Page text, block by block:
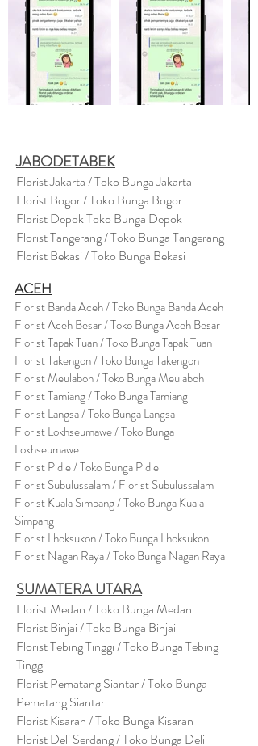
JABODETABEK
Florist Jakarta / Toko Bunga Jakarta
Florist Bogor / Toko Bunga Bogor
Florist Depok Toko Bunga Depok
Florist Tangerang / Toko Bunga Tangerang
Florist Bekasi / Toko Bunga Bekasi
ACEH
Florist Banda Aceh / Toko Bunga Banda Aceh
Florist Aceh Besar / Toko Bunga Aceh Besar
Florist Tapak Tuan / Toko Bunga Tapak Tuan
Florist Takengon / Toko Bunga Takengon
Florist Meulaboh / Toko Bunga Meulaboh
Florist Tamiang / Toko Bunga Tamiang
Florist Langsa / Toko Bunga Langsa
Florist Lokhseumawe / Toko Bunga
Lokhseumawe
Florist Pidie / Toko Bunga Pidie
Florist Subulussalam / Florist Subulussalam
Florist Kuala Simpang / Toko Bunga Kuala
Simpang
Florist Lhoksukon / Toko Bunga Lhoksukon
Florist Nagan Raya / Toko Bunga Nagan Raya
SUMATERA UTARA
Florist Medan / Toko Bunga Medan
Florist Binjai / Toko Bunga Binjai
Florist Tebing Tinggi / Toko Bunga Tebing
Tinggi
Florist Pematang Siantar / Toko Bunga
Pematang Siantar
Florist Kisaran / Toko Bunga Kisaran
Florist Deli Serdang / Toko Bunga Deli